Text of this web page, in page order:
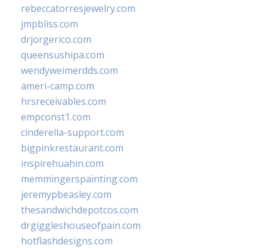
rebeccatorresjewelry.com
jmpbliss.com
drjorgerico.com
queensushipa.com
wendyweimerdds.com
ameri-camp.com
hrsreceivables.com
empconst1.com
cinderella-support.com
bigpinkrestaurant.com
inspirehuahin.com
memmingerspainting.com
jeremypbeasley.com
thesandwichdepotcos.com
drgiggleshouseofpain.com
hotflashdesigns.com